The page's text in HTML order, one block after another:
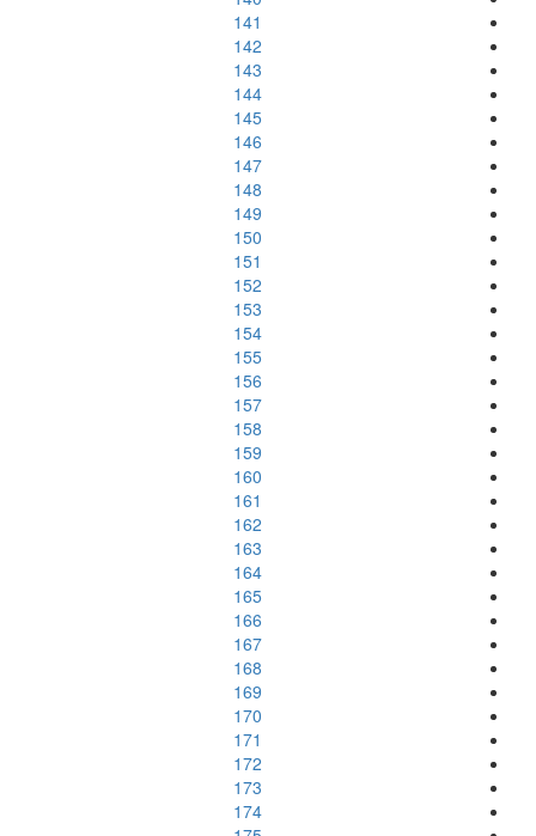
141
142
143
144
145
146
147
148
149
150
151
152
153
154
155
156
157
158
159
160
161
162
163
164
165
166
167
168
169
170
171
172
173
174